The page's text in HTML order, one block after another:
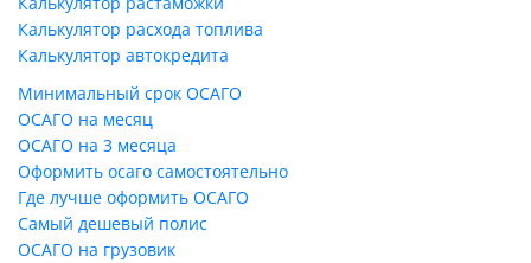
Калькулятор расхода топлива
Калькулятор автокредита
Минимальный срок ОСАГО
ОСАГО на месяц
ОСАГО на 3 месяца
Оформить осаго самостоятельно
Где лучше оформить ОСАГО
Самый дешевый полис
ОСАГО на грузовик